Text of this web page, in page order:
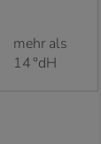
mehr als
14 °dH